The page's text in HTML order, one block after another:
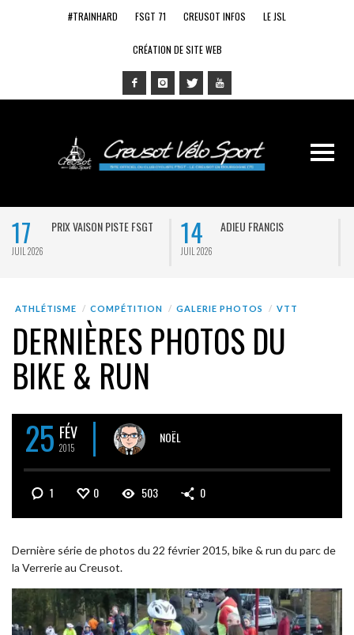
#TRAINHARD FSGT 71 CREUSOT INFOS LE JSL
CRÉATION DE SITE WEB
17
JUIL 2026
PRIX VAISON PISTE FSGT 14
JUIL 2026
ADIEU FRANCIS
ATHLÉTISME COMPÉTITION GALERIE PHOTOS VTT
DERNIÈRES PHOTOS DU
BIKE & RUN
25 FÉV
2015
NOËL
1 0 503 0
Dernière série de photos du 22 février 2015, bike & run du parc de
la Verrerie au Creusot.